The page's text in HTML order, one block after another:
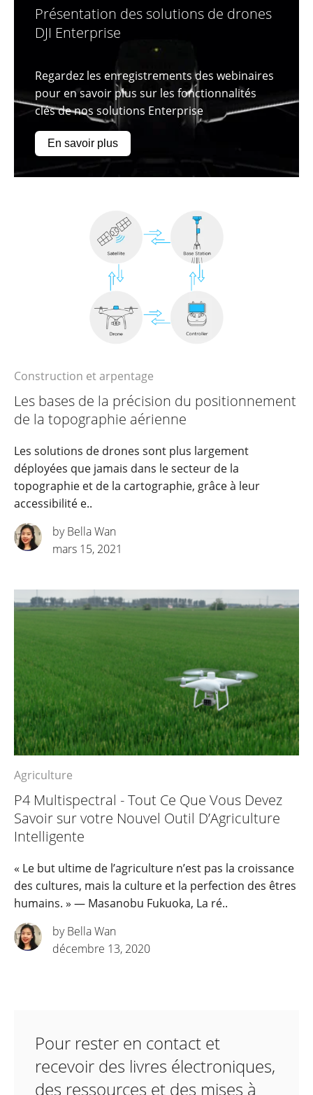
Présentation des solutions de drones
DJI Enterprise
Regardez les enregistrements des webinaires
pour en savoir plus sur les fonctionnalités
clés de nos solutions Enterprise
En savoir plus
Construction et arpentage
Les bases de la précision du positionnement
de la topographie aérienne
Les solutions de drones sont plus largement
déployées que jamais dans le secteur de la
topographie et de la cartographie, grâce à leur
accessibilité e..
by Bella Wan
mars 15, 2021
Agriculture
P4 Multispectral - Tout Ce Que Vous Devez
Savoir sur votre Nouvel Outil D’Agriculture
Intelligente
« Le but ultime de l’agriculture n’est pas la croissance
des cultures, mais la culture et la perfection des êtres
humains. » ― Masanobu Fukuoka, La ré..
by Bella Wan
décembre 13, 2020
Pour rester en contact et
recevoir des livres électroniques,
des ressources et des mises à